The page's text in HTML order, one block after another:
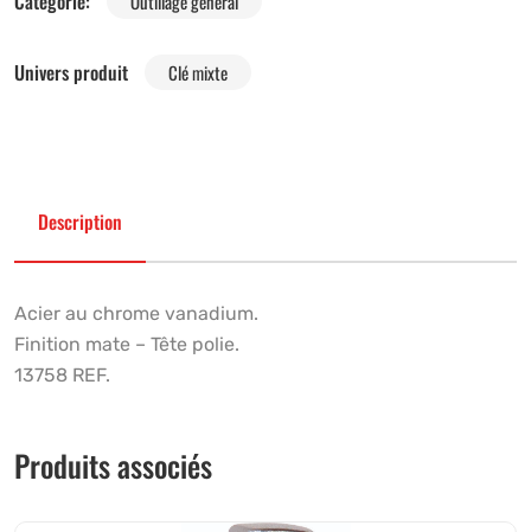
Univers produit Clé mixte
Description
Acier au chrome vanadium.
Finition mate – Tête polie.
13758 REF.
Produits associés